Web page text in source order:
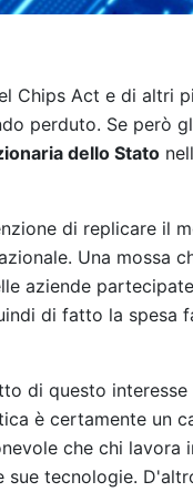
Chips Act e di altri
perduto. Se però
dello Stato
di replicare il
Una mossa
aziende
di fatto la spesa
di questo interesse
è certamente un
che chi lavora
tecnologie.